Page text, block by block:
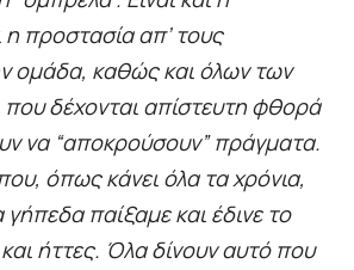
προστασία απ’ τους
ομάδα, καθώς και όλων των
δέχονται απίστευτη φθορά
να “αποκρούσουν” πράγματα.
όπως κάνει όλα τα χρόνια,
γήπεδα παίξαμε και έδινε το
ήττες. Όλα δίνουν αυτό που